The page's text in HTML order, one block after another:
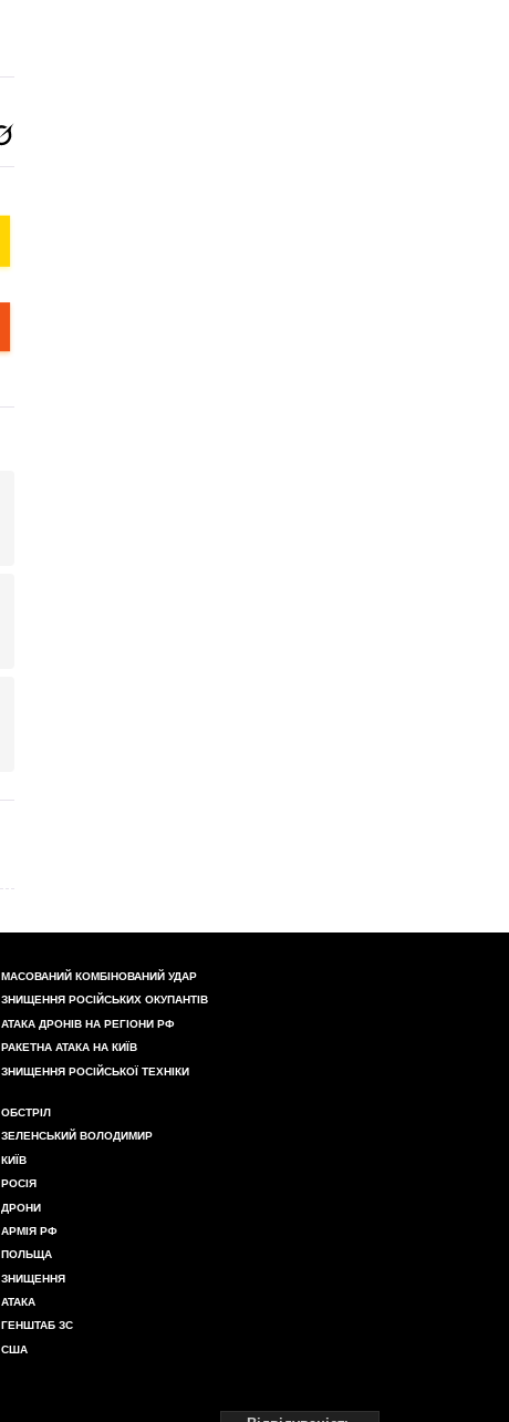
МАСОВАНИЙ КОМБІНОВАНИЙ УДАР
ЗНИЩЕННЯ РОСІЙСЬКИХ ОКУПАНТІВ
АТАКА ДРОНІВ НА РЕГІОНИ РФ
РАКЕТНА АТАКА НА КИЇВ
ЗНИЩЕННЯ РОСІЙСЬКОЇ ТЕХНІКИ
ОБСТРІЛ
ЗЕЛЕНСЬКИЙ ВОЛОДИМИР
КИЇВ
РОСІЯ
ДРОНИ
АРМІЯ РФ
ПОЛЬЩА
ЗНИЩЕННЯ
АТАКА
ГЕНШТАБ ЗС
США